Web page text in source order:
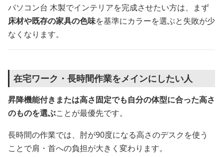
パソコン台 木製でインテリアを完成させたい方は、まず
床材や既存の家具の色味を基準にカラーを選ぶと失敗が少
なくなります。
在宅ワーク・長時間作業をメインにしたい人
昇降機能付きまたは高さ固定でも自分の体型に合った高さ
のものを選ぶことが最優先です。
長時間の作業では、肘が90度になる高さのデスクを使う
ことで肩・首への負担が大きく変わります。